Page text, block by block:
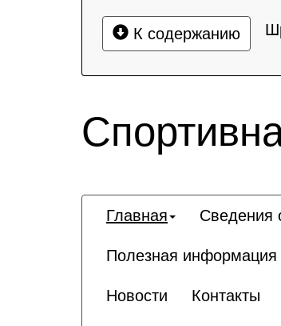
К содержанию
Главная Сведения
Полезная информация
Новости Контакты